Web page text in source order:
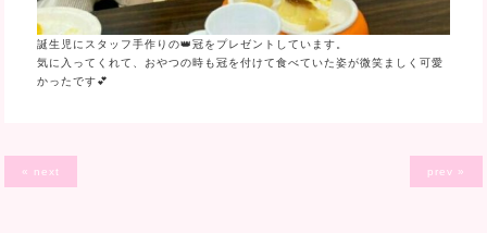
誕生児にスタッフ手作りの👑冠をプレゼントしています。
気に入ってくれて、おやつの時も冠を付けて食べていた姿が微笑ましく可愛
かったです💕
« next prev »